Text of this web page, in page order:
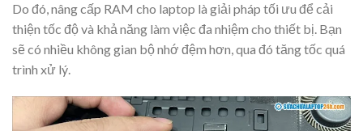
Do đó, nâng cấp RAM cho laptop là giải pháp tối ưu để cải
thiện tốc độ và khả năng làm việc đa nhiệm cho thiết bị. Bạn
sẽ có nhiều không gian bộ nhớ đệm hơn, qua đó tăng tốc quá
trình xử lý.